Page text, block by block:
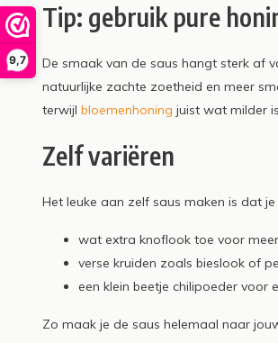
9,7
Tip: gebruik pure
De smaak van de saus hangt sterk af
natuurlijke zachte zoetheid en meer
terwijl bloemenhoning juist wat milder
Zelf variëren
Het leuke aan zelf saus maken is dat
wat extra knoflook toe voor
verse kruiden zoals bieslook of
een klein beetje chilipoeder voor
Zo maak je de saus helemaal naar